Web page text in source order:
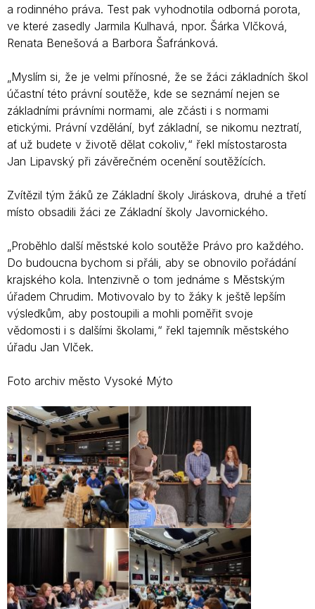
a rodinného práva. Test pak vyhodnotila odborná porota,
ve které zasedly Jarmila Kulhavá, npor. Šárka Vlčková,
Renata Benešová a Barbora Šafránková.
„Myslím si, že je velmi přínosné, že se žáci základních škol
účastní této právní soutěže, kde se seznámí nejen se
základními právními normami, ale zčásti i s normami
etickými. Právní vzdělání, byť základní, se nikomu neztratí,
ať už budete v životě dělat cokoliv,“ řekl místostarosta
Jan Lipavský při závěrečném ocenění soutěžících.
Zvítězil tým žáků ze Základní školy Jiráskova, druhé a třetí
místo obsadili žáci ze Základní školy Javornického.
„Proběhlo další městské kolo soutěže Právo pro každého.
Do budoucna bychom si přáli, aby se obnovilo pořádání
krajského kola. Intenzivně o tom jednáme s Městským
úřadem Chrudim. Motivovalo by to žáky k ještě lepším
výsledkům, aby postoupili a mohli poměřit svoje
vědomosti i s dalšími školami,“ řekl tajemník městského
úřadu Jan Vlček.
Foto archiv město Vysoké Mýto